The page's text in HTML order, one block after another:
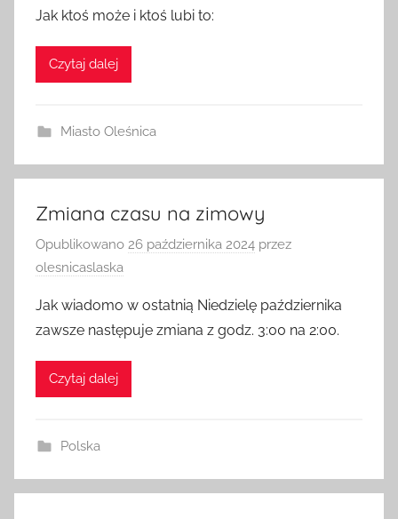
Jak ktoś może i ktoś lubi to:
Czytaj dalej
Miasto Oleśnica
Zmiana czasu na zimowy
Opublikowano 26 października 2024 przez
olesnicaslaska
Jak wiadomo w ostatnią Niedzielę października
zawsze następuje zmiana z godz. 3:00 na 2:00.
Czytaj dalej
Polska